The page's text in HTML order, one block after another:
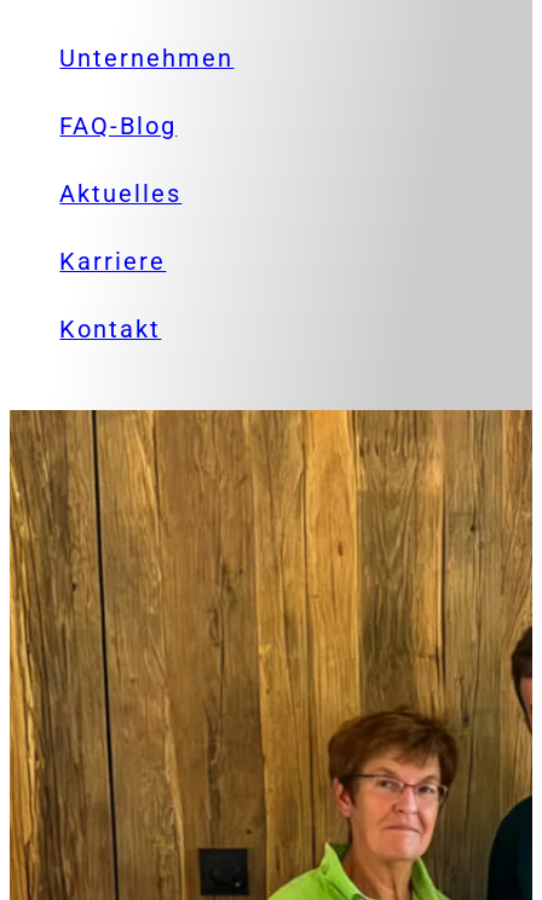
Unternehmen
FAQ-Blog
Aktuelles
Karriere
Kontakt